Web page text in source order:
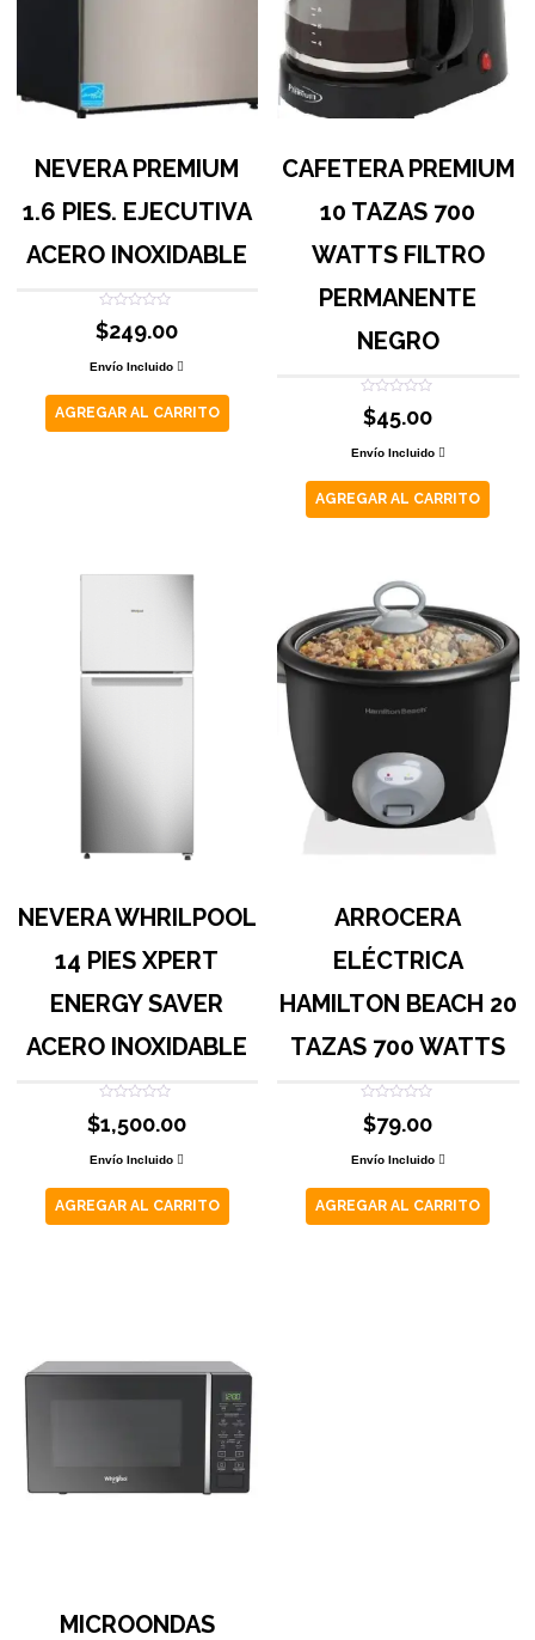
NEVERA PREMIUM
1.6 PIES. EJECUTIVA
ACERO INOXIDABLE
Valorado
con
0
5
$249.00
Envío Incluido
AGREGAR AL CARRITO
CAFETERA PREMIUM
10 TAZAS 700
WATTS FILTRO
PERMANENTE
NEGRO
Valorado
con
0
5
$45.00
Envío Incluido
AGREGAR AL CARRITO
NEVERA WHRILPOOL
14 PIES XPERT
ENERGY SAVER
ACERO INOXIDABLE
con
5
$1,500.00
Envío Incluido
AGREGAR AL CARRITO
ARROCERA
ELÉCTRICA
HAMILTON BEACH 20
TAZAS 700 WATTS
Valorado
con
0
5
$79.00
Envío Incluido
AGREGAR AL CARRITO
MICROONDAS